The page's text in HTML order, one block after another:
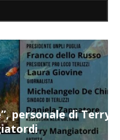
di Terry